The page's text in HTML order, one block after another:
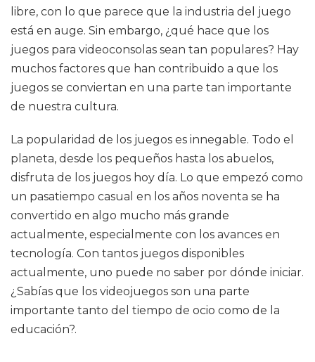
libre, con lo que parece que la industria del juego
está en auge. Sin embargo, ¿qué hace que los
juegos para videoconsolas sean tan populares? Hay
muchos factores que han contribuido a que los
juegos se conviertan en una parte tan importante
de nuestra cultura.
La popularidad de los juegos es innegable. Todo el
planeta, desde los pequeños hasta los abuelos,
disfruta de los juegos hoy día. Lo que empezó como
un pasatiempo casual en los años noventa se ha
convertido en algo mucho más grande
actualmente, especialmente con los avances en
tecnología. Con tantos juegos disponibles
actualmente, uno puede no saber por dónde iniciar.
¿Sabías que los videojuegos son una parte
importante tanto del tiempo de ocio como de la
educación?.